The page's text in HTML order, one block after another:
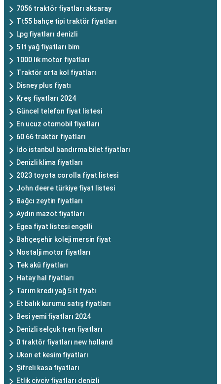
7056 traktör fiyatları aksaray
Tt55 bahçe tipi traktör fiyatları
Lpg fiyatları denizli
5 lt yağ fiyatları bim
1000 lik motor fiyatları
Traktör orta kol fiyatları
Disney plus fiyatı
Kreş fiyatları 2024
Güncel telefon fiyat listesi
En ucuz otomobil fiyatları
60 66 traktör fiyatları
İdo istanbul bandırma bilet fiyatları
Denizli klima fiyatları
2023 toyota corolla fiyat listesi
John deere türkiye fiyat listesi
Bağcı zeytin fiyatları
Aydın mazot fiyatları
Egea fiyat listesi engelli
Bahçeşehir koleji mersin fiyat
Nostalji motor fiyatları
Tek akü fiyatları
Hatay hal fiyatları
Tarım kredi yağ 5 lt fiyatı
Et balık kurumu satış fiyatları
Besi yemi fiyatları 2024
Denizli selçuk tren fiyatları
0 traktör fiyatları new holland
Ukon et kesim fiyatları
Şifreli kasa fiyatları
Etlik civciv fiyatları denizli